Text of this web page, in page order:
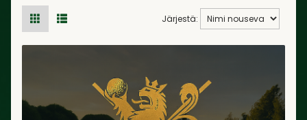
Järjestä: